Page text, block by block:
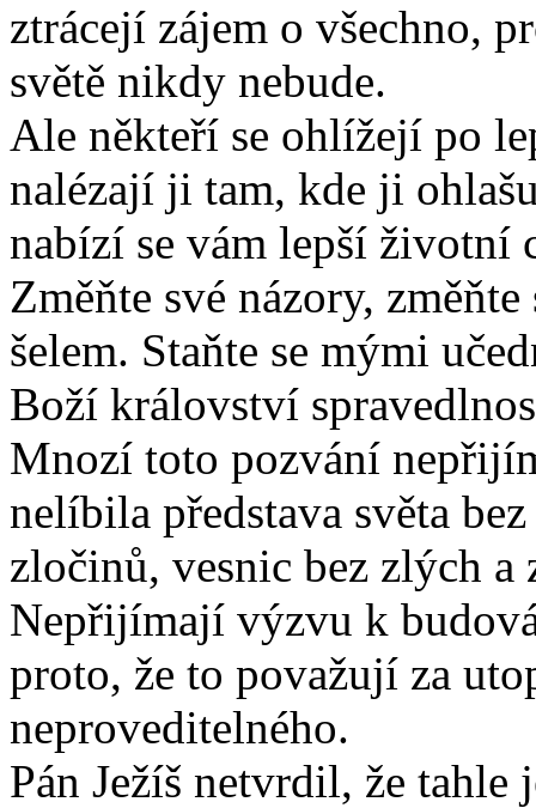
ztrácejí zájem o všechno,
světě nikdy nebude.
Ale někteří se ohlížejí po
nalézají ji tam, kde ji
nabízí se vám lepší životní
Změňte své názory,
šelem. Staňte se mými
Boží království
Mnozí toto pozvání
nelíbila představa světa
zločinů, vesnic bez zlých
Nepřijímají výzvu k
proto, že to považují za
neproveditelného.
Pán Ježíš netvrdil, že tahle